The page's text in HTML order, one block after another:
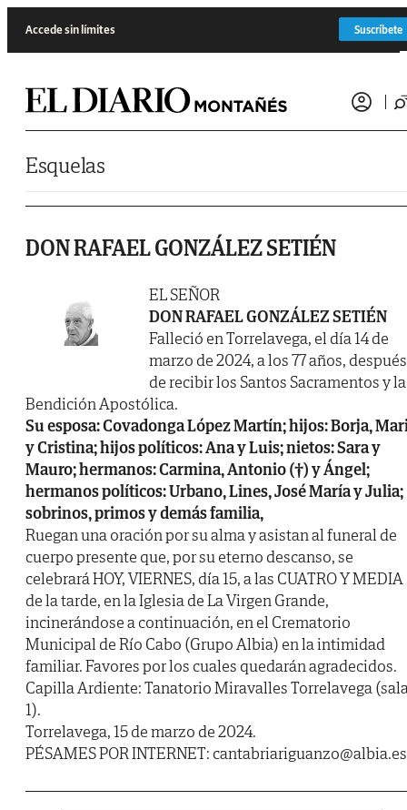
Accede sin límites Suscríbete
Esquelas
DON RAFAEL GONZÁLEZ SETIÉN
EL SEÑOR
DON RAFAEL GONZÁLEZ SETIÉN
Falleció en Torrelavega, el día 14 de
marzo de 2024, a los 77 años, después
de recibir los Santos Sacramentos y la
Bendición Apostólica.
Su esposa: Covadonga López Martín; hijos: Borja,
y Cristina; hijos políticos: Ana y Luis; nietos: Sara y
Mauro; hermanos: Carmina, Antonio (†) y Ángel;
hermanos políticos: Urbano, Lines, José María y Julia;
sobrinos, primos y demás familia,
Ruegan una oración por su alma y asistan al funeral de
cuerpo presente que, por su eterno descanso, se
celebrará HOY, VIERNES, día 15, a las CUATRO Y MEDIA
de la tarde, en la Iglesia de La Virgen Grande,
incinerándose a continuación, en el Crematorio
Municipal de Río Cabo (Grupo Albia) en la intimidad
familiar. Favores por los cuales quedarán agradecidos.
Capilla Ardiente: Tanatorio Miravalles Torrelavega
1).
Torrelavega, 15 de marzo de 2024.
PÉSAMES POR INTERNET: cantabriariguanzo@albia.es